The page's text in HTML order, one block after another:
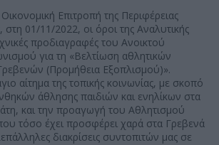
Επιτροπή της Περιφέρειας
στη 01/11/2022, οι όροι της Αναλυτικής
προδιαγραφές του Ανοικτού
για τη «Βελτίωση αθλητικών
(Προμήθεια Εξοπλισμού)».
αίτημα της τοπικής κοινωνίας, με σκοπό
άθλησης παιδιών και ενηλίκων στα
και την προαγωγή του Αθλητισμού
τόσο έχει προσφέρει χαρά στα Γρεβενά
διακρίσεις συντοπιτών μας σε